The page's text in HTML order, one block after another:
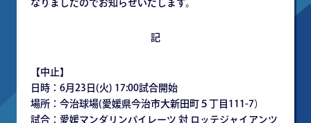
なりましたのでお知らせいたします。
記
【中⽌】
⽇時：6⽉23⽇(⽕) 17:00試合開始
場所：今治球場(愛媛県今治市⼤新⽥町５丁⽬111-7）
試合：愛媛マンダリンパイレーツ 対 ロッテジャイアンツ